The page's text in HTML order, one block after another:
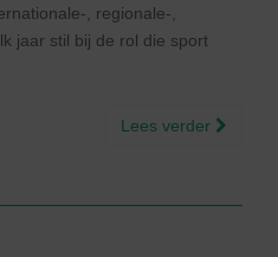
, regionale-,
jaar stil bij de rol die sport
Lees verder